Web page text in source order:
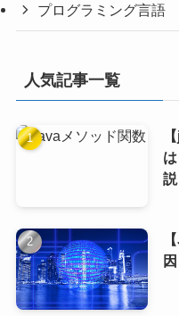
プログラミング言語
人気記事一覧
説